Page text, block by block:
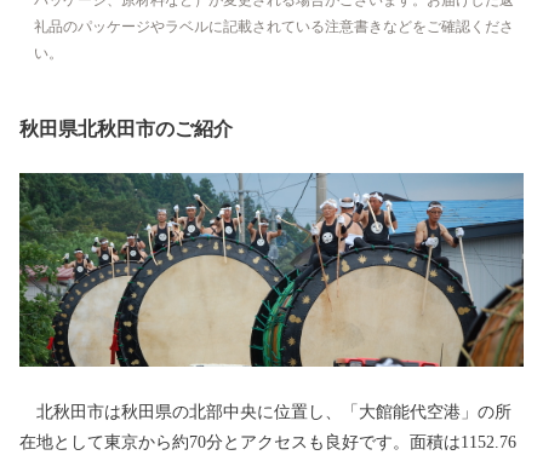
礼品のパッケージやラベルに記載されている注意書きなどをご確認くださ
い。
秋田県北秋田市のご紹介
北秋田市は秋田県の北部中央に位置し、「大館能代空港」の所
在地として東京から約70分とアクセスも良好です。面積は1152.76